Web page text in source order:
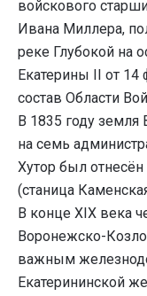
войскового
Ивана Миллера,
реке Глубокой на
Екатерины II от 14
состав Области
В 1835 году
на семь
Хутор был
(станица
В конце XIX века
Воронежско-
важным
Екатерининской